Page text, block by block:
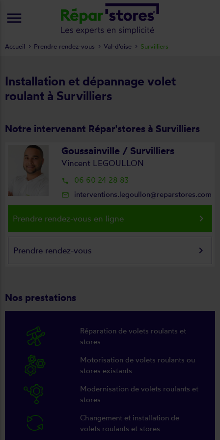
Installation et dépannage volet
roulant à Survilliers
Notre intervenant Répar'stores à Survilliers
Goussainville / Survilliers
Vincent LEGOULLON
local_phone 06 60 24 28 83
mail_outline interventions.legoullon@reparstores.com
Prendre rendez-vous en ligne keyboard_arrow_right
Prendre rendez-vous keyboard_arrow_right
Nos prestations
Réparation de volets roulants et
stores
Motorisation de volets roulants ou
stores existants
Modernisation de volets roulants et
stores
Changement et installation de
volets roulants et stores
Accueil Prendre rendez-vous Val-d'oise Survilliers
menu